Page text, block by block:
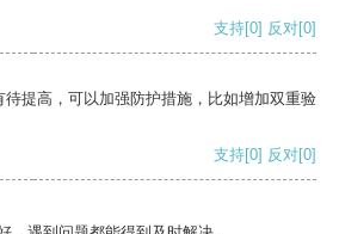
支持[0] 反对[0]
提高，可以加强防护措施，比如增加双重验
支持[0] 反对[0]